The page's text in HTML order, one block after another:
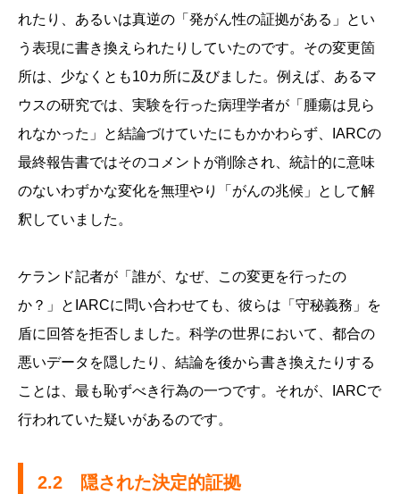
れたり、あるいは真逆の「発がん性の証拠がある」とい
う表現に書き換えられたりしていたのです。その変更箇
所は、少なくとも10カ所に及びました。例えば、あるマ
ウスの研究では、実験を行った病理学者が「腫瘍は見ら
れなかった」と結論づけていたにもかかわらず、IARCの
最終報告書ではそのコメントが削除され、統計的に意味
のないわずかな変化を無理やり「がんの兆候」として解
釈していました。
ケランド記者が「誰が、なぜ、この変更を行ったの
か？」とIARCに問い合わせても、彼らは「守秘義務」を
盾に回答を拒否しました。科学の世界において、都合の
悪いデータを隠したり、結論を後から書き換えたりする
ことは、最も恥ずべき行為の一つです。それが、IARCで
行われていた疑いがあるのです。
2.2 隠された決定的証拠